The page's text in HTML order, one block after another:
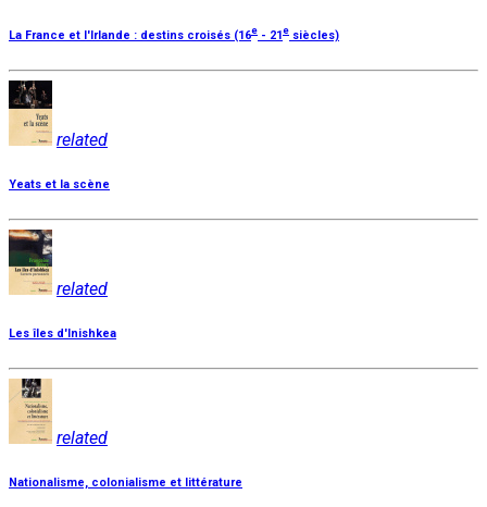
La France et l'Irlande : destins croisés (16e - 21 e siècles)
related
Yeats et la scène
related
Les îles d'Inishkea
related
Nationalisme, colonialisme et littérature